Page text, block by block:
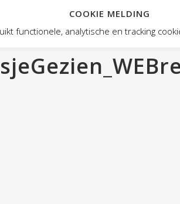
VOORSTELLINGEN
COOKIE MELDING
functionele, analytische en tracking